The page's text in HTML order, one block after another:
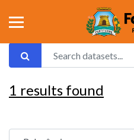
1 results found